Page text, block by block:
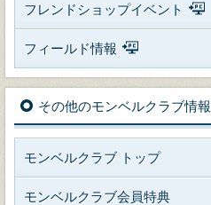
フレンドショップイベント
フィールド情報
その他のモンベルクラブ情報
モンベルクラブ トップ
モンベルクラブ会員特典